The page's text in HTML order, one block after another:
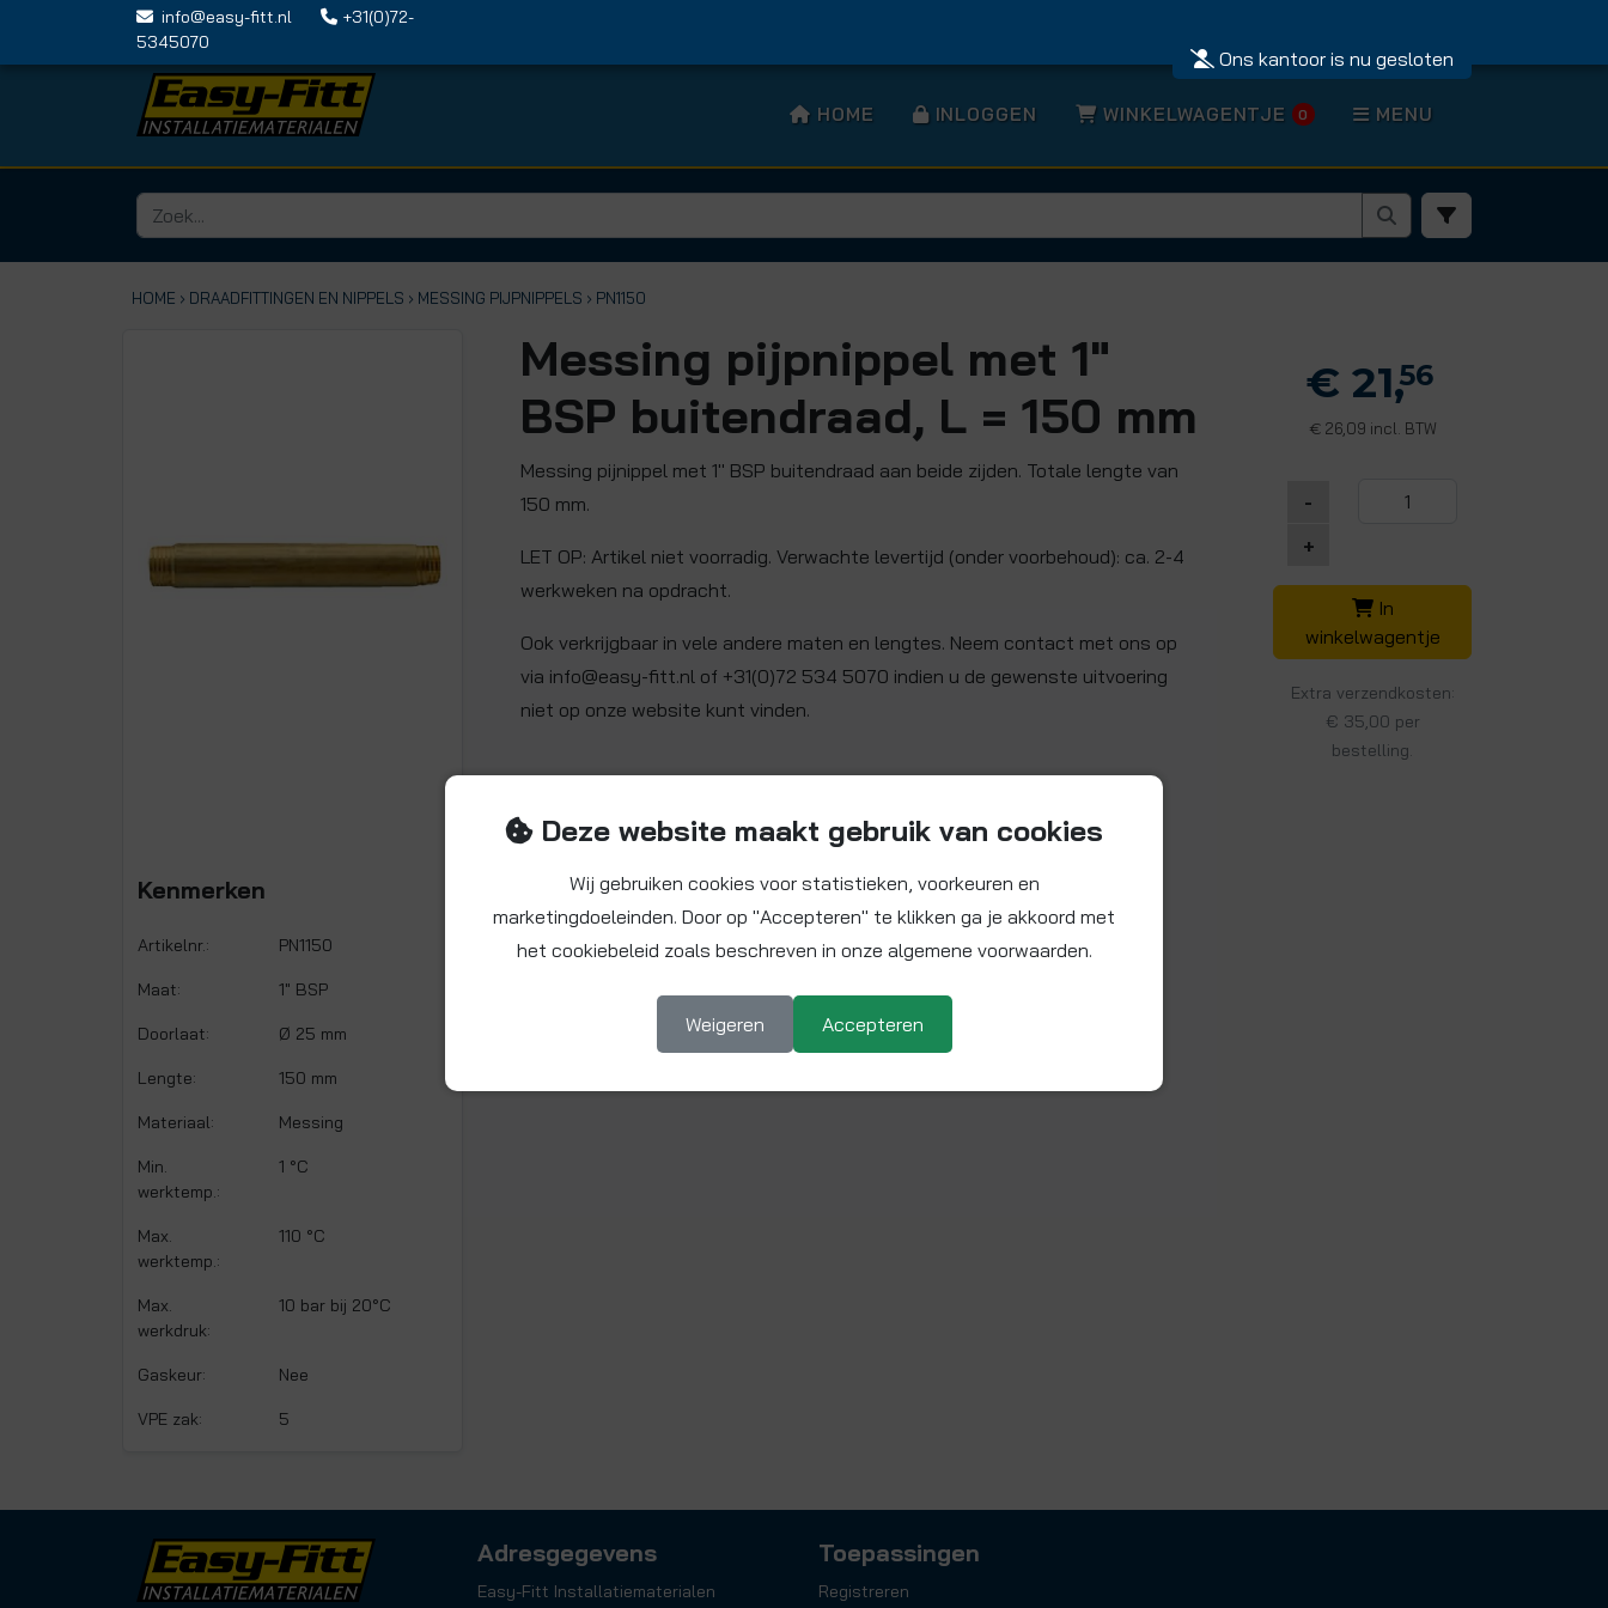
info@easy-fitt.nl
+31(0)72-
5345070
Ons kantoor is nu gesloten
HOME INLOGGEN WINKELWAGENTJE 0 MENU
HOME › DRAADFITTINGEN EN NIPPELS › MESSING PIJPNIPPELS › PN1150
Kenmerken
Artikelnr.: PN1150
Maat: 1" BSP
Doorlaat: Ø 25 mm
Lengte: 150 mm
Materiaal: Messing
Min.
werktemp.:
1 °C
Max.
werktemp.:
110 °C
Max.
werkdruk:
10 bar bij 20°C
Gaskeur: Nee
VPE zak: 5
Messing pijpnippel met 1"
BSP buitendraad, L = 150 mm
Messing pijnippel met 1" BSP buitendraad aan beide zijden. Totale lengte van
150 mm.
LET OP: Artikel niet voorradig. Verwachte levertijd (onder voorbehoud): ca. 2-4
werkweken na opdracht.
Ook verkrijgbaar in vele andere maten en lengtes. Neem contact met ons op
via info@easy-fitt.nl of +31(0)72 534 5070 indien u de gewenste uitvoering
niet op onze website kunt vinden.
€ 21,56
€26,09 incl. BTW
-
+
In
winkelwagentje
Extra verzendkosten:
€ 35,00 per
bestelling.
Adresgegevens
Easy-Fitt Installatiematerialen
Toepassingen
Registreren
Deze website maakt gebruik van cookies
Wij gebruiken cookies voor statistieken, voorkeuren en
marketingdoeleinden. Door op "Accepteren" te klikken ga je akkoord met
het cookiebeleid zoals beschreven in onze algemene voorwaarden.
Weigeren Accepteren